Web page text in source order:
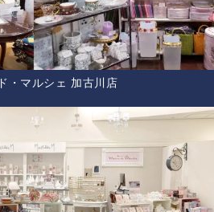
・マルシェ 加古川店